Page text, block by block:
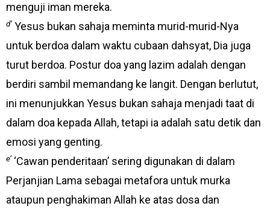
menguji iman mereka.
d’ Yesus bukan sahaja meminta murid-murid-Nya
untuk berdoa dalam waktu cubaan dahsyat, Dia juga
turut berdoa. Postur doa yang lazim adalah dengan
berdiri sambil memandang ke langit. Dengan berlutut,
ini menunjukkan Yesus bukan sahaja menjadi taat di
dalam doa kepada Allah, tetapi ia adalah satu detik dan
emosi yang genting.
e’ ‘Cawan penderitaan’ sering digunakan di dalam
Perjanjian Lama sebagai metafora untuk murka
ataupun penghakiman Allah ke atas dosa dan